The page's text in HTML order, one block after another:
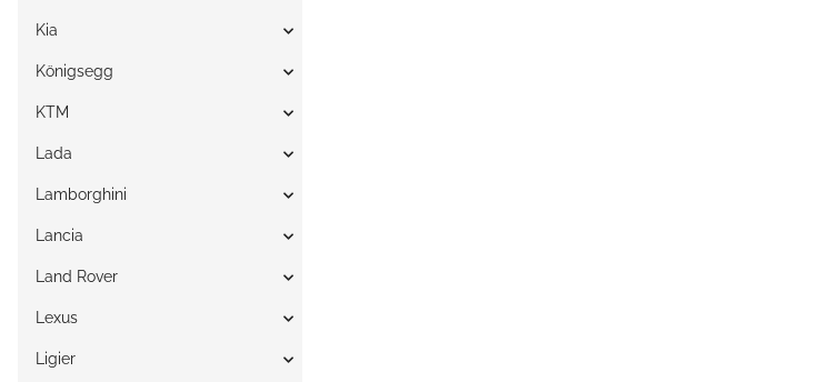
Kia
Königsegg
KTM
Lada
Lamborghini
Lancia
Land Rover
Lexus
Ligier